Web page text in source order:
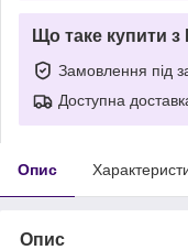
Що таке купити
Замовлення під
Доступна
Опис
Опис